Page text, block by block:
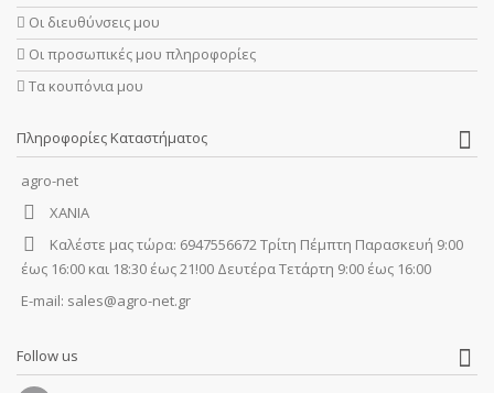
Οι διευθύνσεις μου
Οι προσωπικές μου πληροφορίες
Τα κουπόνια μου
Πληροφορίες Καταστήματος
agro-net
ΧΑΝΙΑ
Καλέστε μας τώρα: 6947556672 Τρίτη Πέμπτη Παρασκευή 9:00
έως 16:00 και 18:30 έως 21!00 Δευτέρα Τετάρτη 9:00 έως 16:00
E-mail: sales@agro-net.gr
Follow us